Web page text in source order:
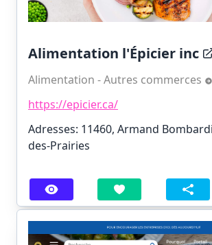
Alimentation l'Épicier inc
Alimentation - Autres commerces
https://epicier.ca/
Adresses: 11460, Armand
des-Prairies